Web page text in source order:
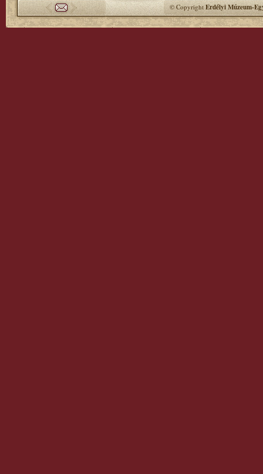
© CopyrightErdélyi Múzeum-